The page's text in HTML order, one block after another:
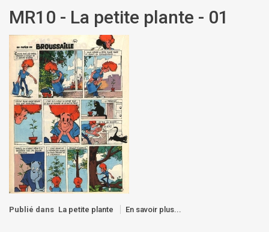
MR10 - La petite plante - 01
Publié dans La petite plante En savoir plus...